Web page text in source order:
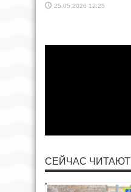
25.05.2026 12:25
СЕЙЧАС ЧИТАЮТ